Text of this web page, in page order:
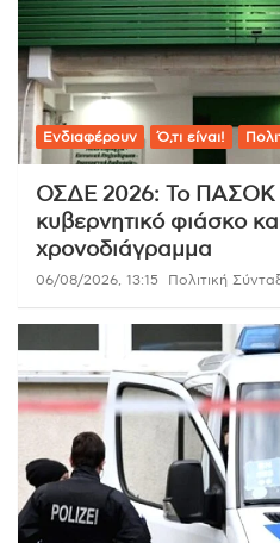
Ενδιαφέρουν Ό,τι είναι!
ΟΣΔΕ 2026: Το ΠΑΣΟΚ
κυβερνητικό φιάσκο
χρονοδιάγραμμα
06/08/2026, 13:15 Πολιτική